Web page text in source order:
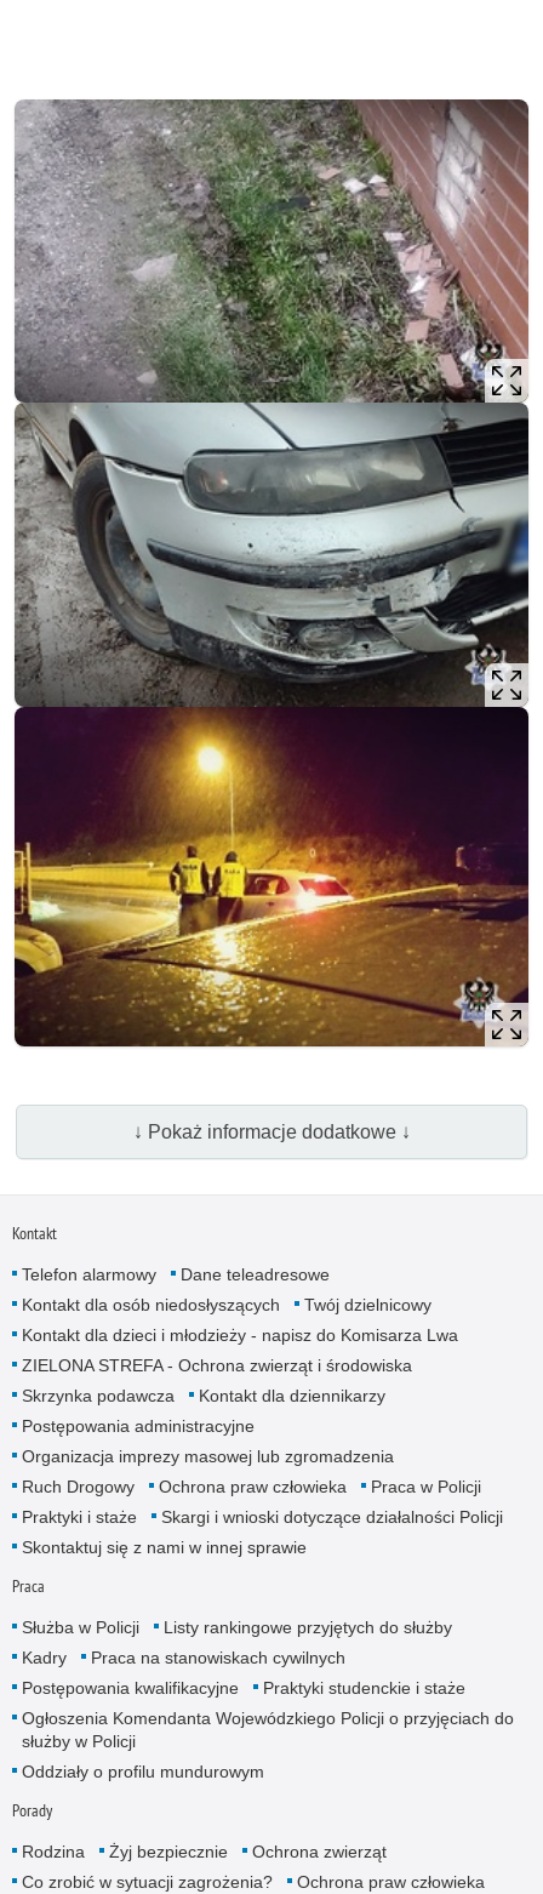
↓ Pokaż informacje dodatkowe ↓
Kontakt
Telefon alarmowy
Dane teleadresowe
Kontakt dla osób niedosłyszących
Twój dzielnicowy
Kontakt dla dzieci i młodzieży - napisz do Komisarza Lwa
ZIELONA STREFA - Ochrona zwierząt i środowiska
Skrzynka podawcza
Kontakt dla dziennikarzy
Postępowania administracyjne
Organizacja imprezy masowej lub zgromadzenia
Ruch Drogowy
Ochrona praw człowieka
Praca w Policji
Praktyki i staże
Skargi i wnioski dotyczące działalności Policji
Skontaktuj się z nami w innej sprawie
Praca
Służba w Policji
Listy rankingowe przyjętych do służby
Kadry
Praca na stanowiskach cywilnych
Postępowania kwalifikacyjne
Praktyki studenckie i staże
Ogłoszenia Komendanta Wojewódzkiego Policji o przyjęciach do
służby w Policji
Oddziały o profilu mundurowym
Porady
Rodzina Żyj bezpiecznie
Ochrona zwierząt
Co zrobić w sytuacji zagrożenia?
Ochrona praw człowieka